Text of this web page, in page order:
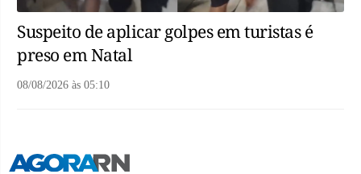
Suspeito de aplicar golpes em turistas é
preso em Natal
08/08/2026 às 05:10